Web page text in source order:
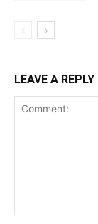
LEAVE A REPLY